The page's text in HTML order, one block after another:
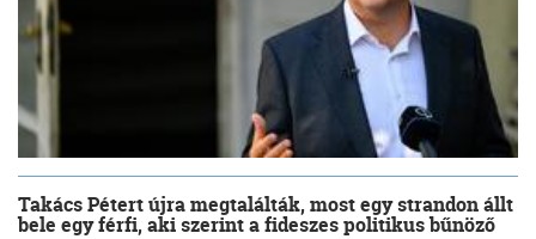
Takács Pétert újra megtalálták, most egy strandon állt
bele egy férfi, aki szerint a fideszes politikus bűnöző